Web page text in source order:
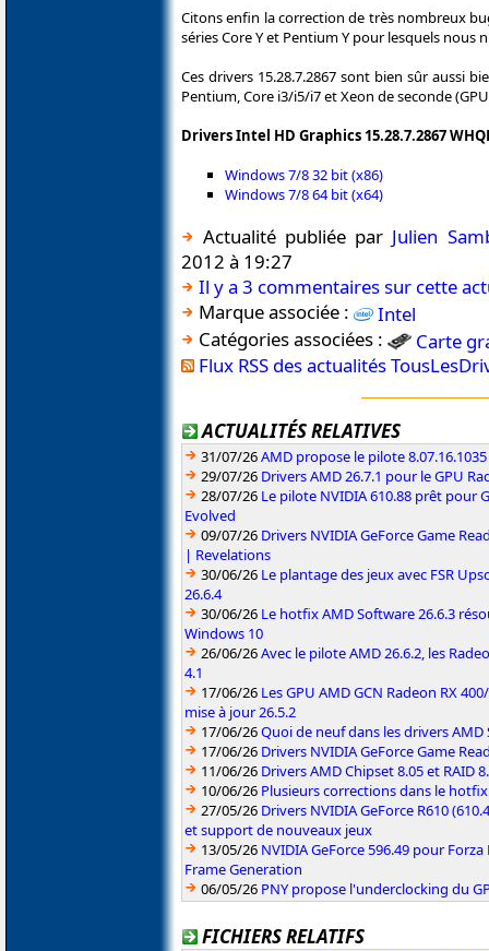
Citons enfin la correction de très nombreux
séries Core Y et Pentium Y pour lesquels nous
Ces drivers 15.28.7.2867 sont bien sûr aussi
Pentium, Core i3/i5/i7 et Xeon de seconde
Drivers Intel HD Graphics 15.28.7.2867
Windows 7/8 32 bit (x86)
Windows 7/8 64 bit (x64)
Actualité publiée par Julien
2012 à 19:27
Il y a 3 commentaires sur cette
Marque associée :
Intel
Catégories associées :
Carte
Flux RSS des actualités
ACTUALITÉS RELATIVES
31/07/26AMD propose le pilote
29/07/26 Drivers AMD 26.7.1 pour le GPU
28/07/26 Le pilote NVIDIA 610.88 prêt pour
Evolved
09/07/26 Drivers NVIDIA GeForce Game
| Revelations
30/06/26 Le plantage des jeux avec FSR
26.6.4
30/06/26 Le hotfix AMD Software 26.6.3
Windows 10
26/06/26Avec le pilote AMD 26.6.2, les
4.1
17/06/26 Les GPU AMD GCN Radeon RX
mise à jour 26.5.2
17/06/26Quoi de neuf dans les drivers AMD
17/06/26 Drivers NVIDIA GeForce Game
11/06/26 Drivers AMD Chipset 8.05 et RAID
10/06/26 Plusieurs corrections dans le hotfix
27/05/26 Drivers NVIDIA GeForce R610
et support de nouveaux jeux
13/05/26 NVIDIA GeForce 596.49 pour
Frame Generation
06/05/26 PNY propose l'underclocking du
FICHIERS RELATIFS